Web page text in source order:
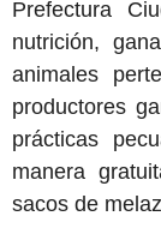
Prefectura
nutrición,
animales
productores
prácticas
manera
sacos de